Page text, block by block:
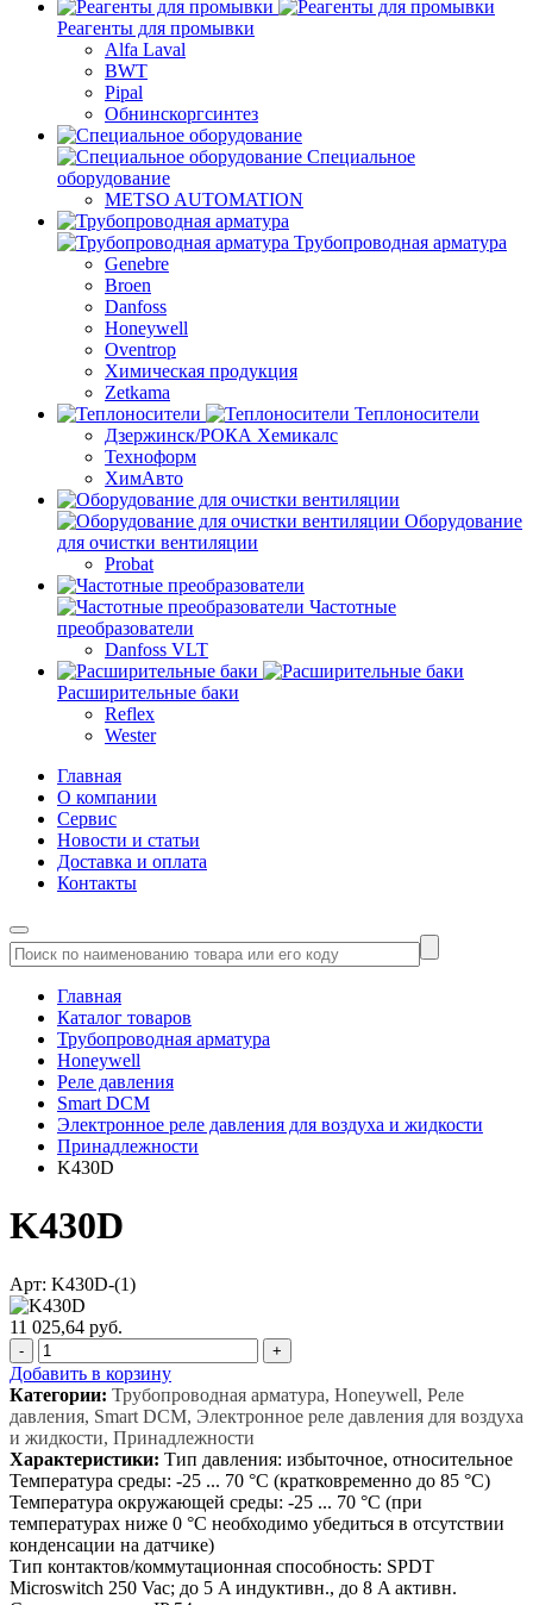
Реагенты для промывки
Alfa Laval
BWT
Pipal
Обнинскоргсинтез
Специальное
оборудование
METSO AUTOMATION
Трубопроводная арматура
Genebre
Broen
Danfoss
Honeywell
Oventrop
Химическая продукция
Zetkama
Теплоносители
Дзержинск/РОКА Хемикалс
Техноформ
ХимАвто
Оборудование
для очистки вентиляции
Probat
Частотные
преобразователи
Danfoss VLT
Расширительные баки
Reflex
Wester
Главная
О компании
Сервис
Новости и статьи
Доставка и оплата
Контакты
Главная
Каталог товаров
Трубопроводная арматура
Honeywell
Реле давления
Smart DCM
Электронное реле давления для воздуха и жидкости
Принадлежности
K430D
K430D
Арт: K430D-(1)
11 025,64 руб.
- +
Добавить в корзину
Категории: Трубопроводная арматура, Honeywell, Реле
давления, Smart DCM, Электронное реле давления для воздуха
и жидкости, Принадлежности
Характеристики: Тип давления: избыточное, относительное
Температура среды: -25 ... 70 °C (кратковременно до 85 °C)
Температура окружающей среды: -25 ... 70 °C (при
температурах ниже 0 °C необходимо убедиться в отсутствии
конденсации на датчике)
Тип контактов/коммутационная способность: SPDT
Microswitch 250 Vac; до 5 A индуктивн., до 8 A активн.